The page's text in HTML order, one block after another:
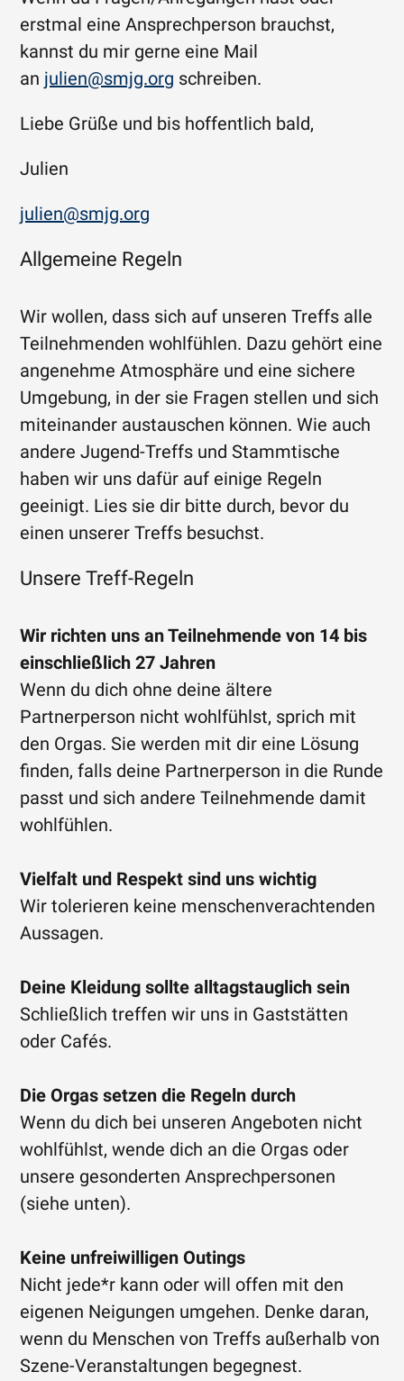
erstmal eine Ansprechperson brauchst,
kannst du mir gerne eine Mail
an julien@smjg.org schreiben.
Liebe Grüße und bis hoffentlich bald,
Julien
julien@smjg.org
Allgemeine Regeln
Wir wollen, dass sich auf unseren Treffs alle
Teilnehmenden wohlfühlen. Dazu gehört eine
angenehme Atmosphäre und eine sichere
Umgebung, in der sie Fragen stellen und sich
miteinander austauschen können. Wie auch
andere Jugend-Treffs und Stammtische
haben wir uns dafür auf einige Regeln
geeinigt. Lies sie dir bitte durch, bevor du
einen unserer Treffs besuchst.
Unsere Treff-Regeln
Wir richten uns an Teilnehmende von 14 bis
einschließlich 27 Jahren
Wenn du dich ohne deine ältere
Partnerperson nicht wohlfühlst, sprich mit
den Orgas. Sie werden mit dir eine Lösung
finden, falls deine Partnerperson in die Runde
passt und sich andere Teilnehmende damit
wohlfühlen.
Vielfalt und Respekt sind uns wichtig
Wir tolerieren keine menschenverachtenden
Aussagen.
Deine Kleidung sollte alltagstauglich sein
Schließlich treffen wir uns in Gaststätten
oder Cafés.
Die Orgas setzen die Regeln durch
Wenn du dich bei unseren Angeboten nicht
wohlfühlst, wende dich an die Orgas oder
unsere gesonderten Ansprechpersonen
(siehe unten).
Keine unfreiwilligen Outings
Nicht jede*r kann oder will offen mit den
eigenen Neigungen umgehen. Denke daran,
wenn du Menschen von Treffs außerhalb von
Szene-Veranstaltungen begegnest.